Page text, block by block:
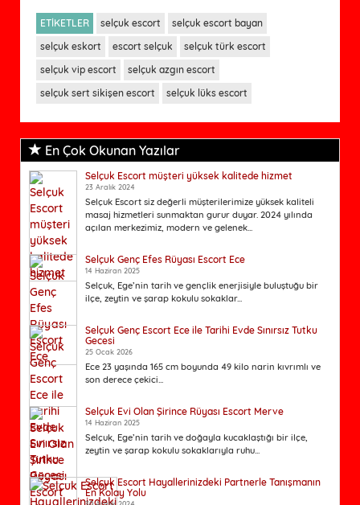
ETİKETLER selçuk escort
selçuk escort bayan
selçuk eskort
escort selçuk
selçuk türk escort
selçuk vip escort
selçuk azgın escort
selçuk sert sikişen escort
selçuk lüks escort
En Çok Okunan Yazılar
Selçuk Escort müşteri yüksek kalitede hizmet
23 Aralık 2024
Selçuk Escort siz değerli müşterilerimize yüksek kaliteli
masaj hizmetleri sunmaktan gurur duyar. 2024 yılında
açılan merkezimiz, modern ve gelenek...
Selçuk Genç Efes Rüyası Escort Ece
14 Haziran 2025
Selçuk, Ege’nin tarih ve gençlik enerjisiyle buluştuğu bir
ilçe, zeytin ve şarap kokulu sokaklar...
Selçuk Genç Escort Ece ile Tarihi Evde Sınırsız Tutku
Gecesi
25 Ocak 2026
Ece 23 yaşında 165 cm boyunda 49 kilo narin kıvrımlı ve
son derece çekici...
Selçuk Evi Olan Şirince Rüyası Escort Merve
14 Haziran 2025
Selçuk, Ege’nin tarih ve doğayla kucaklaştığı bir ilçe,
zeytin ve şarap kokulu sokaklarıyla ruhu...
Selçuk Escort Hayallerinizdeki Partnerle Tanışmanın
En Kolay Yolu